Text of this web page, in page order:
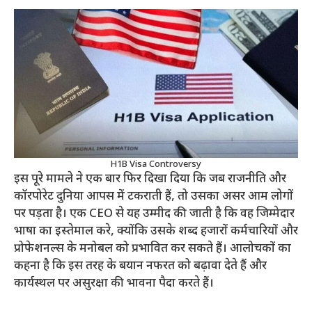
H1B Visa Controversy
इस पूरे मामले ने एक बार फिर दिखा दिया कि जब राजनीति और
कॉरपोरेट दुनिया आपस में टकराती हैं, तो उसका असर आम लोगों
पर पड़ता है। एक CEO से यह उम्मीद की जाती है कि वह जिम्मेदार
भाषा का इस्तेमाल करे, क्योंकि उसके शब्द हजारों कर्मचारियों और
प्रोफेशनल्स के मनोबल को प्रभावित कर सकते हैं। आलोचकों का
कहना है कि इस तरह के बयान नफरत को बढ़ावा देते हैं और
कार्यस्थल पर असुरक्षा की भावना पैदा करते हैं।